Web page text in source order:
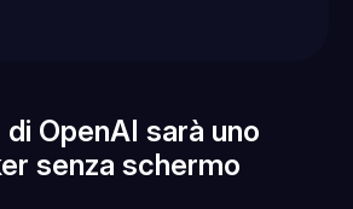
OpenAI sarà uno
senza schermo